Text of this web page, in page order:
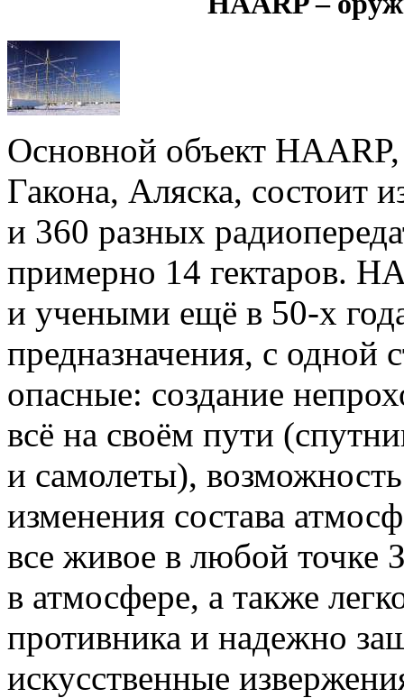
Основной объект
Гакона, Аляска, состоит
и 360 разных
примерно 14 гектаров.
и учеными ещё в 50-х
предназначения, с
опасные: создание
всё на своём пути (
и самолеты),
изменения состава
все живое в любой точке
в атмосфере, а также
противника и надежно
искусственные